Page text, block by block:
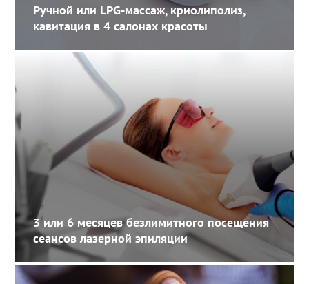
Ручной или LPG-массаж, криолиполиз,
кавитация в 4 салонах красоты
3 или 6 месяцев безлимитного посещения
сеансов лазерной эпиляции